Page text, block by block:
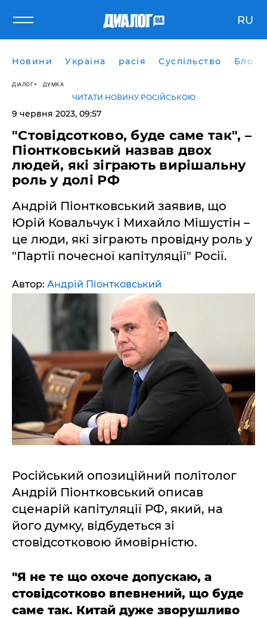
RU
Новини Україна расія Суспільство Блоги
ДІАЛОГ ДУМКА
ЧИТАТИ НОВИНУ РОСІЙСЬКОЮ
9 червня 2023, 09:57
"Стовідсотково, буде саме так", –
Піонтковський назвав двох
людей, які зіграють вирішальну
роль у долі РФ
Андрій Піонтковський заявив, що
Юрій Ковальчук і Михайло Мішустін –
це люди, які зіграють провідну роль у
"Партії почесної капітуляції" Росії.
Автор: Андрій Піонтковський
Російський опозиційний політолог
Андрій Піонтковський описав
сценарій капітуляції РФ, який, на
його думку, відбудеться зі
стовідсотковою ймовірністю.
"Я не те що охоче допускаю, а
стовідсотково впевнений, що буде
саме так. Китай дуже зворушливо